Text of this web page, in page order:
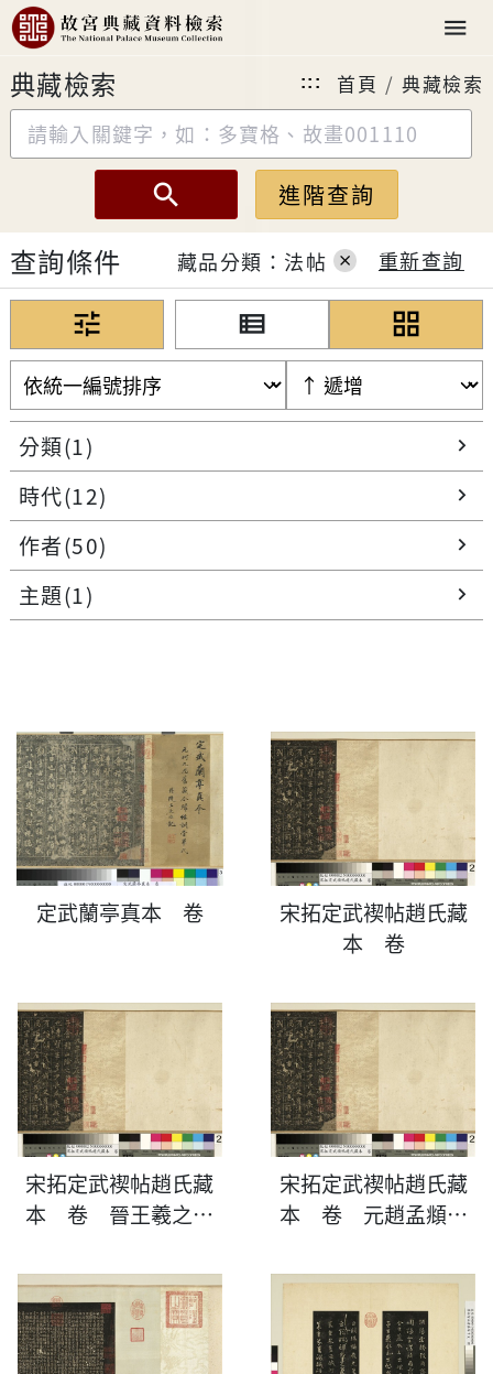
典藏檢索 ::: 首頁 典藏檢索
search 進階查詢
查詢條件 藏品分類：法帖 close 重新查詢
tune view_list grid_view
分類(1) chevron_right
時代(12) chevron_right
作者(50) chevron_right
主題(1) chevron_right
定武蘭亭真本 卷
宋拓定武褉帖趙氏藏
本 卷
宋拓定武褉帖趙氏藏
本 卷 晉王羲之蘭
宋拓定武褉帖趙氏藏
本 卷 元趙孟頫臨